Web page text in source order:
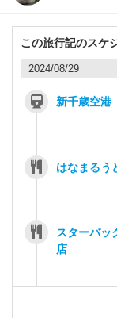
この旅行記のスケ
2024/08/29
新千歳空港
はなまるう
スターバッ
店